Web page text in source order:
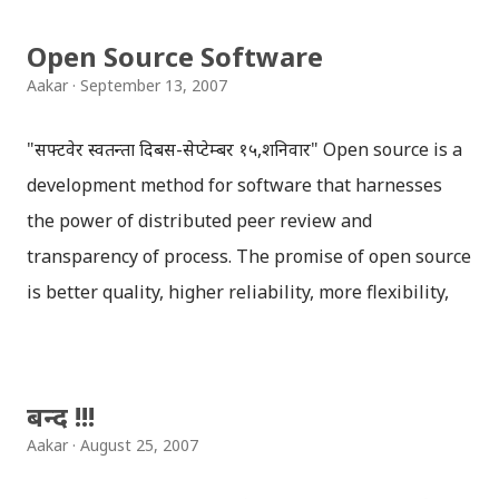
Open Source Software
Aakar September 13, 2007
"सफ्टवेर स्वतन्त्रता दिबस-सेप्टेम्बर १५,शनिवार" Open source is a
development method for software that harnesses
the power of distributed peer review and
transparency of process. The promise of open source
is better quality, higher reliability, more flexibility,
of Free/Open Source Software (FOSS). The primary
बन्द !!!
Aakar August 25, 2007